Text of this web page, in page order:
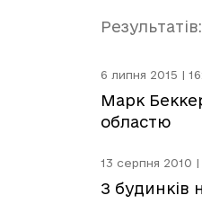
Результатів:
6 липня 2015 |
Марк
областю
13 серпня 2010 |
З будинків